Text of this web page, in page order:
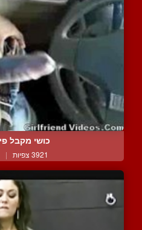
כושי מקבל
3921 צפיות |